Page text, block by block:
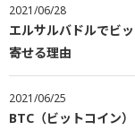
2021/06/28
エルサルバドルでビ
寄せる理由
2021/06/25
BTC（ビットコイン